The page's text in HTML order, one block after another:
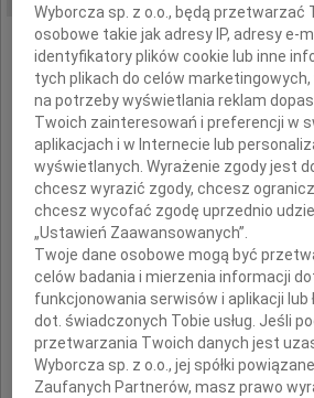
a
i
Z głębokim żalem
Nasza Ukochana
Wyborcza sp. z o.o., będą przetwarzać
osobowe takie jak adresy IP, adresy e-
identyfikatory plików cookie lub inne
tych plikach do celów
na potrzeby wyświetlania reklam
Twoich zainteresowań i preferencji w
aplikacjach i w Internecie lub
wyświetlanych. Wyrażenie zgody jest
chcesz wyrazić zgody, chcesz
chcesz wycofać zgodę uprzednio
„Ustawień Zaawansowanych”.
Twoje dane osobowe mogą być
celów badania i mierzenia informacji
funkcjonowania serwisów i aplikacji lub
dot. świadczonych Tobie usług. Jeśli
przetwarzania Twoich danych jest
Wyborcza sp. z o.o., jej spółki
Zaufanych Partnerów, masz prawo